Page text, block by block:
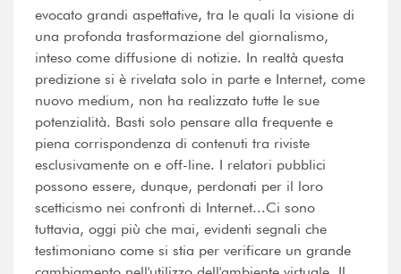
evocato grandi aspettative, tra le quali la visione di
una profonda trasformazione del giornalismo,
inteso come diffusione di notizie. In realtà questa
predizione si è rivelata solo in parte e Internet, come
nuovo medium, non ha realizzato tutte le sue
potenzialità. Basti solo pensare alla frequente e
piena corrispondenza di contenuti tra riviste
esclusivamente on e off-line. I relatori pubblici
possono essere, dunque, perdonati per il loro
scetticismo nei confronti di Internet...Ci sono
tuttavia, oggi più che mai, evidenti segnali che
testimoniano come si stia per verificare un grande